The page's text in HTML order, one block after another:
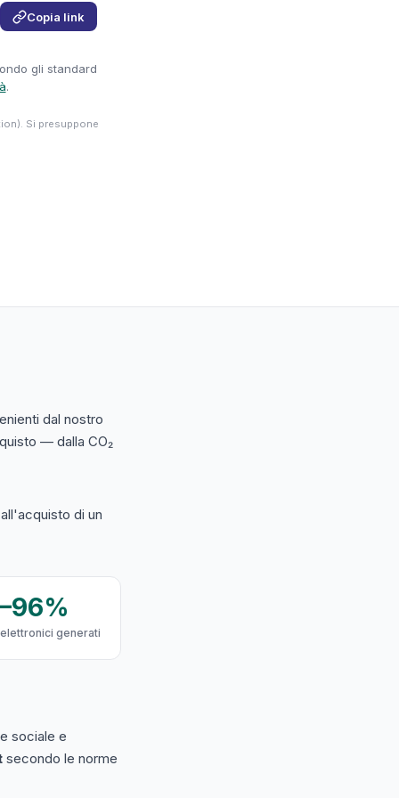
Copia link
gli standard
.
Si presuppone
dal nostro
— dalla CO₂
di un
generati
sociale e
secondo le norme